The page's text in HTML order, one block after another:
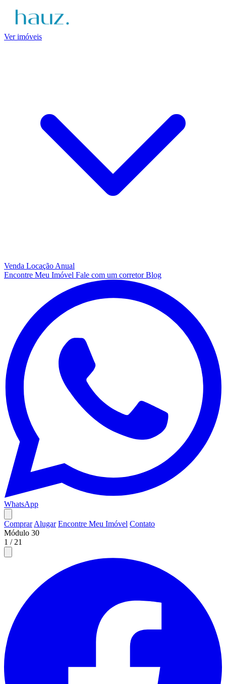
Ver imóveis
Venda Locação Anual
Encontre Meu Imóvel Fale com um corretorBlog
WhatsApp
Comprar Alugar Encontre Meu Imóvel Contato
Módulo 30
1 / 21